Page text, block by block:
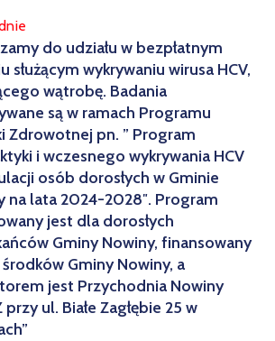
do udziału w bezpłatnym
służącym wykrywaniu wirusa HCV,
wątrobę. Badania
są w ramach Programu
Zdrowotnej pn. ” Program
i wczesnego wykrywania HCV
osób dorosłych w Gminie
na lata 2024-2028″. Program
jest dla dorosłych
Gminy Nowiny, finansowany
Gminy Nowiny, a
jest Przychodnia Nowiny
przy ul. Białe Zagłębie 25 w